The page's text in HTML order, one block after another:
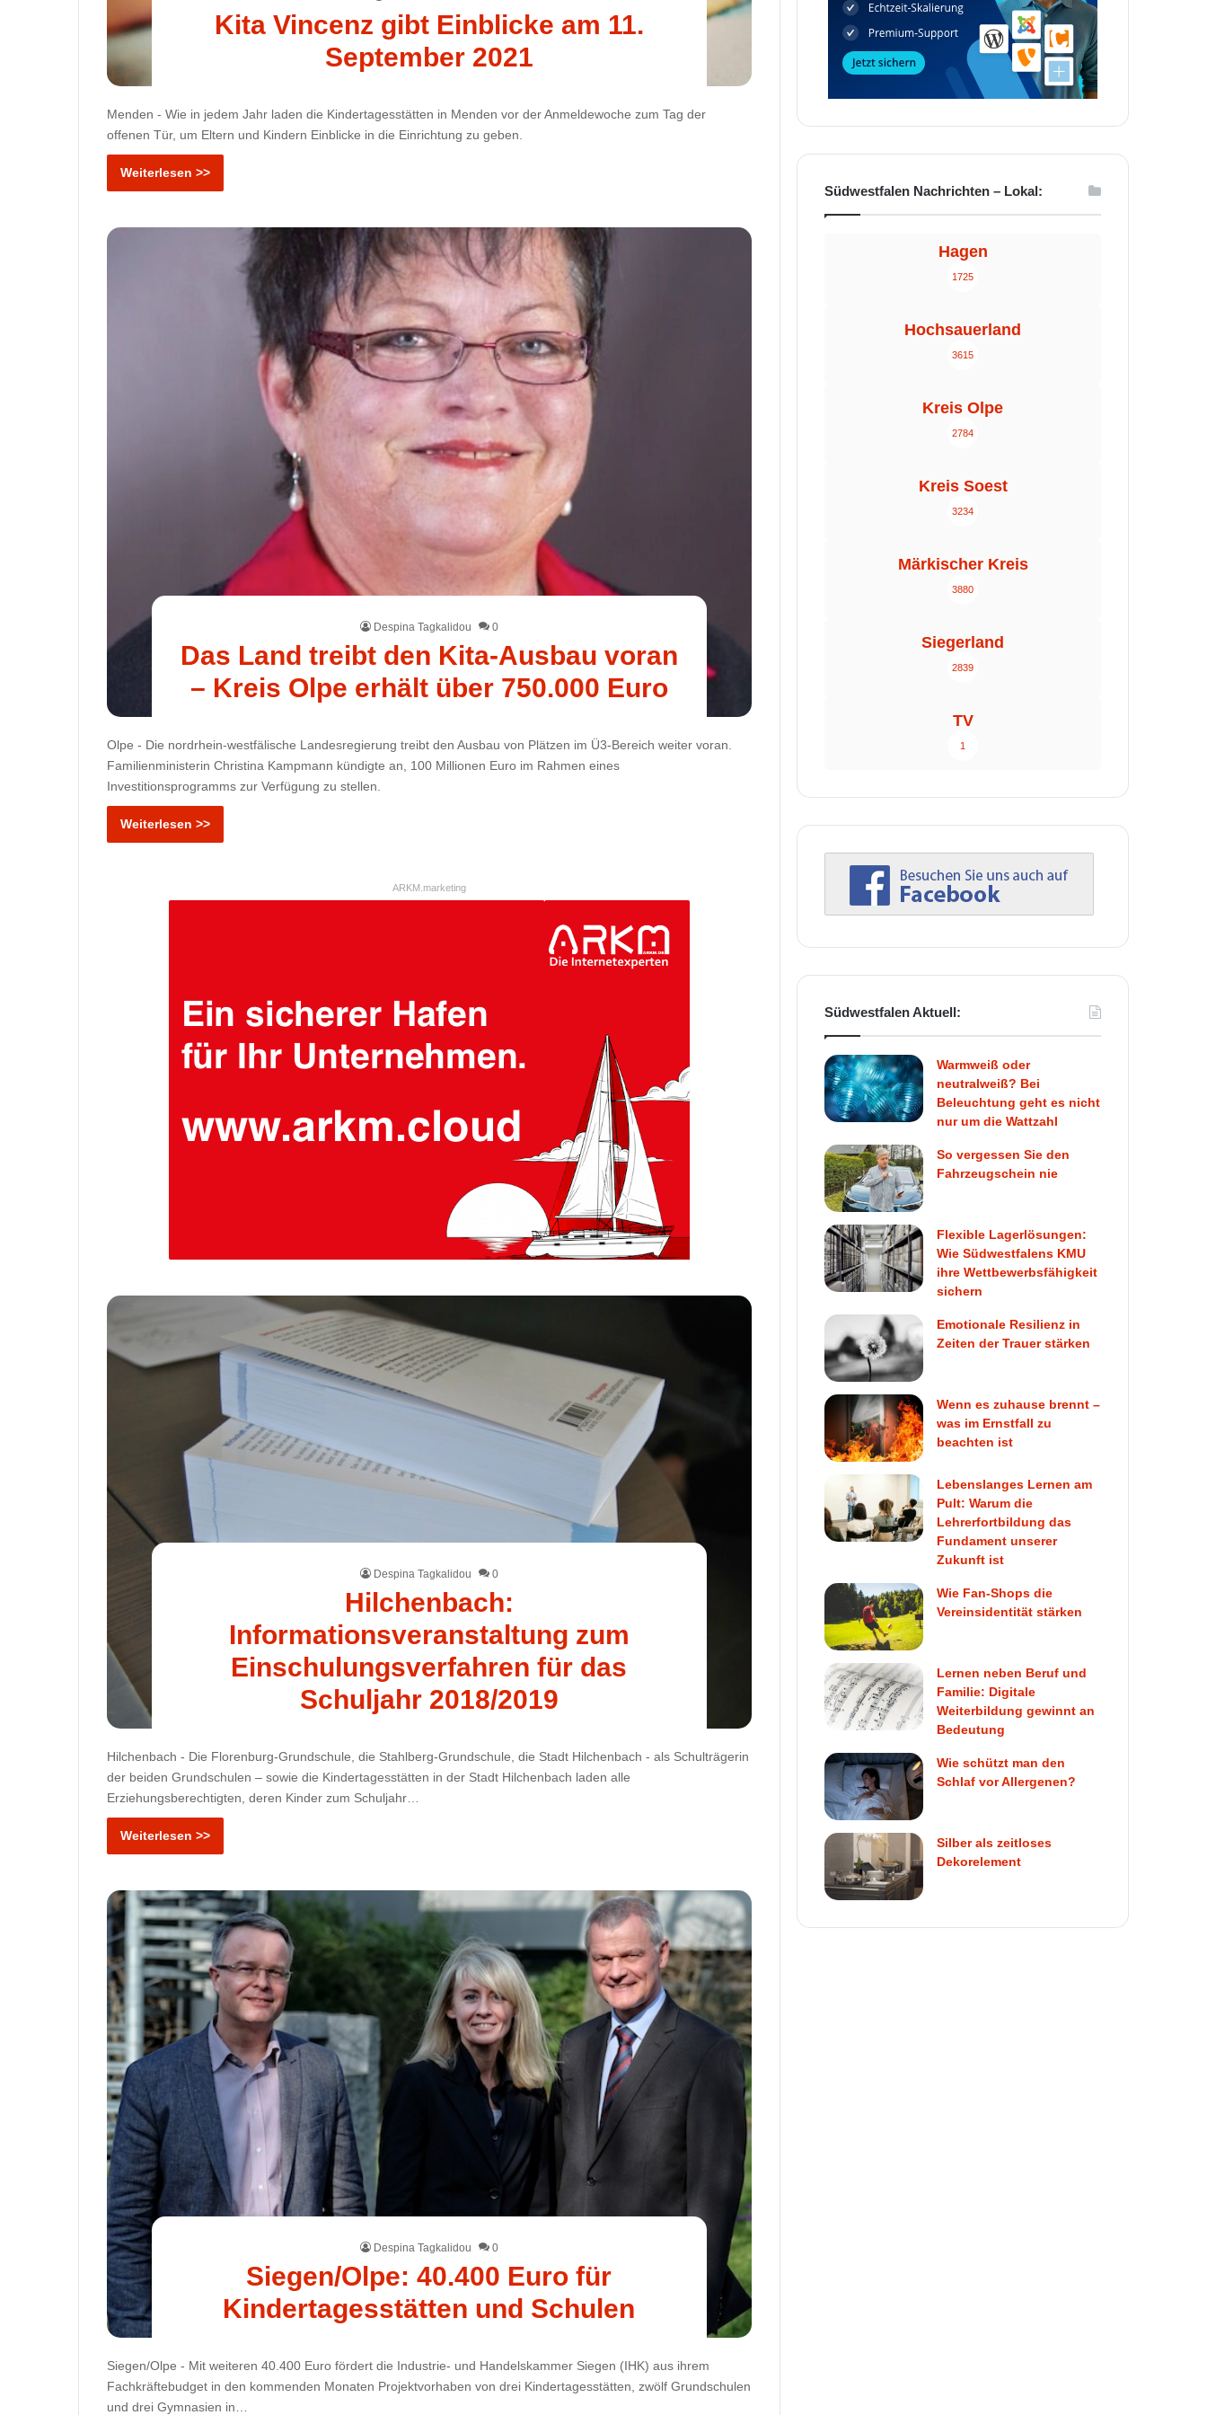
Kita Vincenz gibt Einblicke am 11.
September 2021
Menden - Wie in jedem Jahr laden die Kindertagesstätten in Menden vor der Anmeldewoche zum Tag der
offenen Tür, um Eltern und Kindern Einblicke in die Einrichtung zu geben.
Weiterlesen >>
Despina Tagkalidou 0
Das Land treibt den Kita-Ausbau voran
– Kreis Olpe erhält über 750.000 Euro
Olpe - Die nordrhein-westfälische Landesregierung treibt den Ausbau von Plätzen im Ü3-Bereich weiter voran.
Familienministerin Christina Kampmann kündigte an, 100 Millionen Euro im Rahmen eines
Investitionsprogramms zur Verfügung zu stellen.
Weiterlesen >>
ARKM.marketing
Despina Tagkalidou 0
Hilchenbach:
Informationsveranstaltung zum
Einschulungsverfahren für das
Schuljahr 2018/2019
Hilchenbach - Die Florenburg-Grundschule, die Stahlberg-Grundschule, die Stadt Hilchenbach - als Schulträgerin
der beiden Grundschulen – sowie die Kindertagesstätten in der Stadt Hilchenbach laden alle
Erziehungsberechtigten, deren Kinder zum Schuljahr…
Weiterlesen >>
Despina Tagkalidou 0
Siegen/Olpe: 40.400 Euro für
Kindertagesstätten und Schulen
Siegen/Olpe - Mit weiteren 40.400 Euro fördert die Industrie- und Handelskammer Siegen (IHK) aus ihrem
Fachkräftebudget in den kommenden Monaten Projektvorhaben von drei Kindertagesstätten, zwölf Grundschulen
und drei Gymnasien in…
Südwestfalen Nachrichten – Lokal:
Hagen
1725
Hochsauerland
3615
Kreis Olpe
2784
Kreis Soest
3234
Märkischer Kreis
3880
Siegerland
2839
TV
1
Südwestfalen Aktuell:
Warmweiß oder
neutralweiß? Bei
Beleuchtung geht es nicht
nur um die Wattzahl
So vergessen Sie den
Fahrzeugschein nie
Flexible Lagerlösungen:
Wie Südwestfalens KMU
ihre Wettbewerbsfähigkeit
sichern
Emotionale Resilienz in
Zeiten der Trauer stärken
Wenn es zuhause brennt –
was im Ernstfall zu
beachten ist
Lebenslanges Lernen am
Pult: Warum die
Lehrerfortbildung das
Fundament unserer
Zukunft ist
Wie Fan-Shops die
Vereinsidentität stärken
Lernen neben Beruf und
Familie: Digitale
Weiterbildung gewinnt an
Bedeutung
Wie schützt man den
Schlaf vor Allergenen?
Silber als zeitloses
Dekorelement